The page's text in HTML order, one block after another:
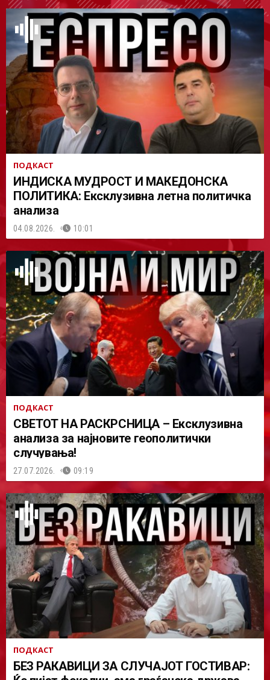
АСТ
ПОДКАСТ
ИНДИСКА МУДРОСТ И МАКЕДОНСКА
ПОЛИТИКА: Ексклузивна летна политичка
анализа
04.08.2026. 10:01
ПОДКАСТ
СВЕТОТ НА РАСКРСНИЦА – Ексклузивна
анализа за најновите геополитички
случувања!
27.07.2026. 09:19
ПОДКАСТ
БЕЗ РАКАВИЦИ ЗА СЛУЧАЈОТ ГОСТИВАР: